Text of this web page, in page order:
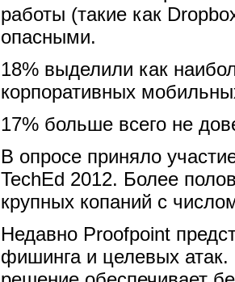
работы (такие как
опасными.
18% выделили как
корпоративных
17% больше всего не
В опросе приняло
TechEd 2012. Более
крупных копаний с
Недавно Proofpoint
фишинга и целевых атак.